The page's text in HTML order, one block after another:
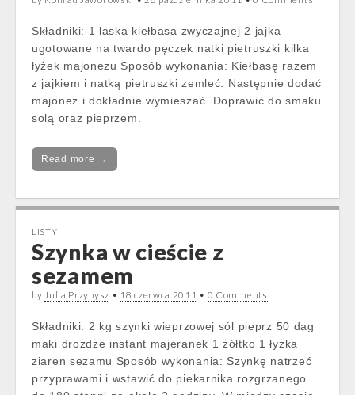
Składniki: 1 laska kiełbasa zwyczajnej 2 jajka
ugotowane na twardo pęczek natki pietruszki kilka
łyżek majonezu Sposób wykonania: Kiełbasę razem
z jajkiem i natką pietruszki zemleć. Następnie dodać
majonez i dokładnie wymieszać. Doprawić do smaku
solą oraz pieprzem.
Read more →
LISTY
Szynka w cieście z
sezamem
byJulia Przybysz • 18 czerwca 2011 • 0 Comments
Składniki: 2 kg szynki wieprzowej sól pieprz 50 dag
maki drożdże instant majeranek 1 żółtko 1 łyżka
ziaren sezamu Sposób wykonania: Szynkę natrzeć
przyprawami i wstawić do piekarnika rozgrzanego